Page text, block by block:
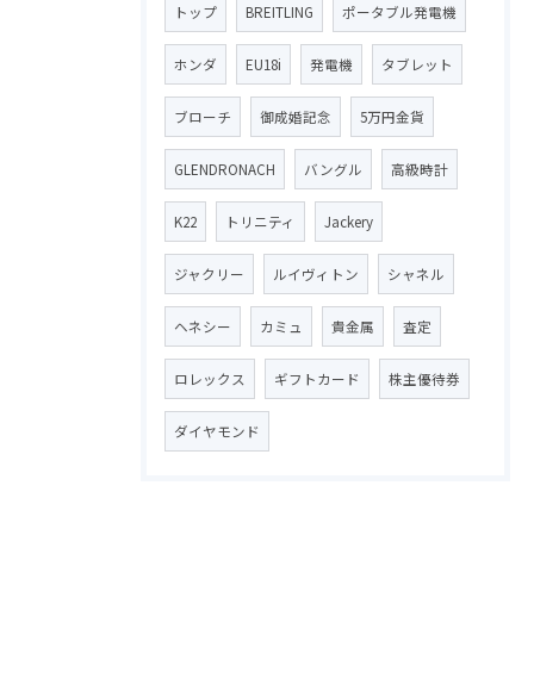
トップ BREITLING ポータブル発電機
ホンダ EU18i 発電機 タブレット
ブローチ 御成婚記念 5万円金貨
GLENDRONACH バングル 高級時計
K22 トリニティ Jackery
ジャクリー ルイヴィトン シャネル
ヘネシー カミュ 貴金属 査定
ロレックス ギフトカード 株主優待券
ダイヤモンド